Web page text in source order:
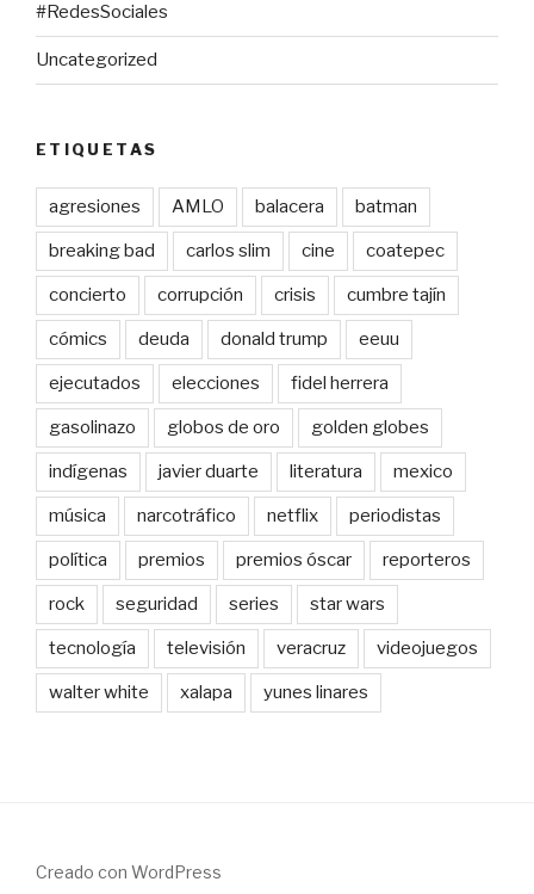
#RedesSociales
Uncategorized
ETIQUETAS
agresiones AMLO balacera batman
breaking bad carlos slim cine coatepec
concierto corrupción crisis cumbre tajín
cómics deuda donald trump eeuu
ejecutados elecciones fidel herrera
gasolinazo globos de oro golden globes
indígenas javier duarte literatura mexico
música narcotráfico netflix periodistas
política premios premios óscar reporteros
rock seguridad series star wars
tecnología televisión veracruz videojuegos
walter white xalapa yunes linares
Creado con WordPress